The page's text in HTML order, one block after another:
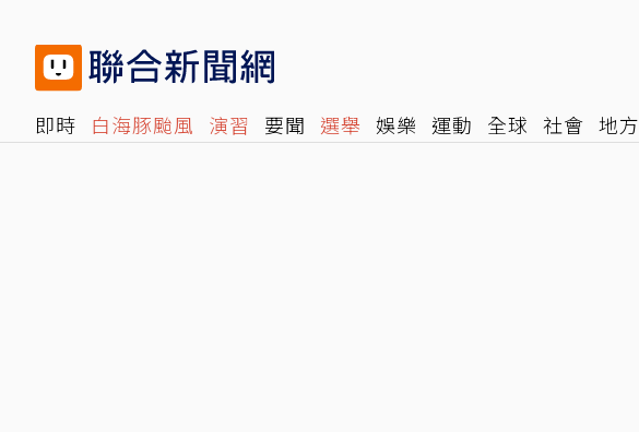
即時 白海豚颱風 演習 要聞 選舉 娛樂 運動 全球 社會 地方